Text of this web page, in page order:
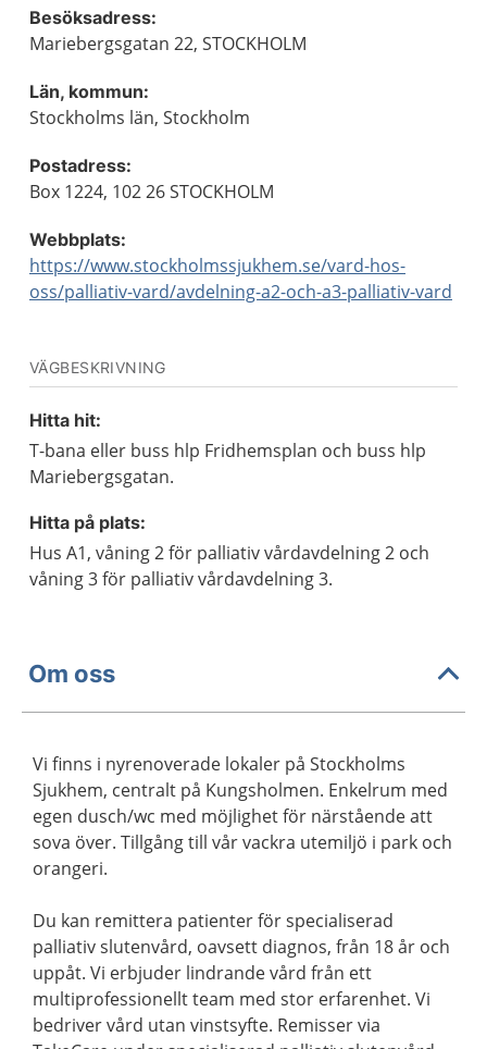
Besöksadress:
Mariebergsgatan 22, STOCKHOLM
Län, kommun:
Stockholms län, Stockholm
Postadress:
Box 1224, 102 26 STOCKHOLM
Webbplats:
https://www.stockholmssjukhem.se/vard-hos-
oss/palliativ-vard/avdelning-a2-och-a3-palliativ-vard
VÄGBESKRIVNING
Hitta hit:
T-bana eller buss hlp Fridhemsplan och buss hlp
Mariebergsgatan.
Hitta på plats:
Hus A1, våning 2 för palliativ vårdavdelning 2 och
våning 3 för palliativ vårdavdelning 3.
Om oss
Vi finns i nyrenoverade lokaler på Stockholms
Sjukhem, centralt på Kungsholmen. Enkelrum med
egen dusch/wc med möjlighet för närstående att
sova över. Tillgång till vår vackra utemiljö i park och
orangeri.
Du kan remittera patienter för specialiserad
palliativ slutenvård, oavsett diagnos, från 18 år och
uppåt. Vi erbjuder lindrande vård från ett
multiprofessionellt team med stor erfarenhet. Vi
bedriver vård utan vinstsyfte. Remisser via